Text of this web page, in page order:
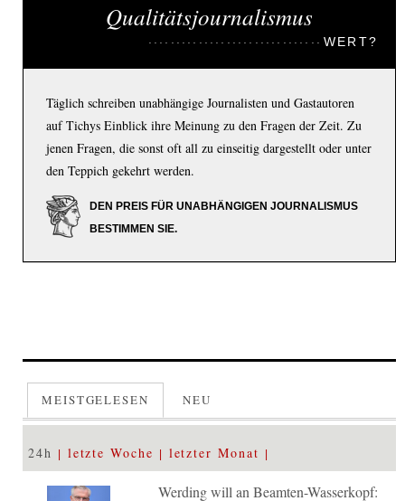
Qualitätsjournalismus
WERT?
Täglich schreiben unabhängige Journalisten und Gastautoren
auf Tichys Einblick ihre Meinung zu den Fragen der Zeit. Zu
jenen Fragen, die sonst oft all zu einseitig dargestellt oder unter
den Teppich gekehrt werden.
DEN PREIS FÜR UNABHÄNGIGEN JOURNALISMUS
BESTIMMEN SIE.
MEISTGELESEN NEU
24h letzte Woche letzter Monat
Werding will an Beamten-Wasserkopf: